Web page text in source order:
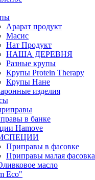
Арарат продукт
Масис
Нат Продукт
НАША ДЕРЕВНЯ
Разные крупы
Крупы Protein Therapy
Крупы Нане
изделия
в банке
Hamove
Приправы в фасовке
Приправы малая фасовка
масло
Eco"